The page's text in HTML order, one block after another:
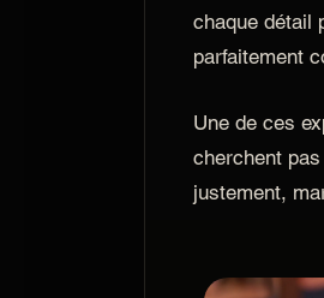
chaque détail
parfaitement
Une de ces
cherchent
justement,